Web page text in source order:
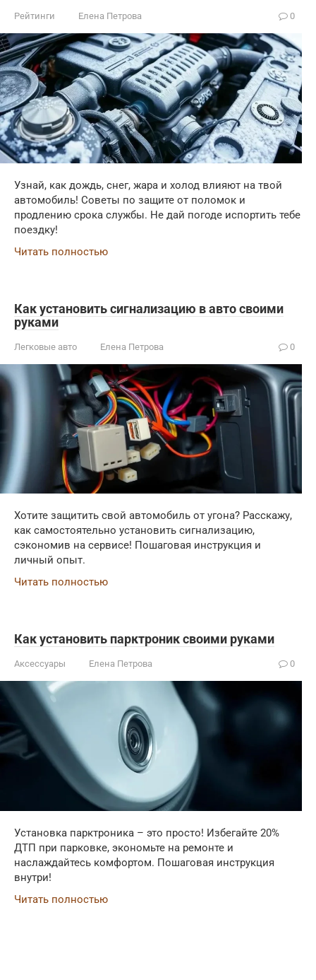
Рейтинги Елена Петрова 0
Узнай, как дождь, снег, жара и холод влияют на твой
автомобиль! Советы по защите от поломок и
продлению срока службы. Не дай погоде испортить тебе
поездку!
Читать полностью
Как установить сигнализацию в авто своими
руками
Легковые авто Елена Петрова 0
Хотите защитить свой автомобиль от угона? Расскажу,
как самостоятельно установить сигнализацию,
сэкономив на сервисе! Пошаговая инструкция и
личный опыт.
Читать полностью
Как установить парктроник своими руками
Аксессуары Елена Петрова 0
Установка парктроника – это просто! Избегайте 20%
ДТП при парковке, экономьте на ремонте и
наслаждайтесь комфортом. Пошаговая инструкция
внутри!
Читать полностью